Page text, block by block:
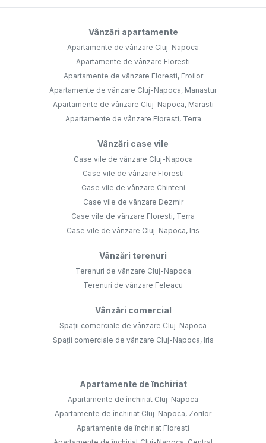
Vânzări apartamente
Apartamente de vânzare Cluj-Napoca
Apartamente de vânzare Floresti
Apartamente de vânzare Floresti, Eroilor
Apartamente de vânzare Cluj-Napoca, Manastur
Apartamente de vânzare Cluj-Napoca, Marasti
Apartamente de vânzare Floresti, Terra
Vânzări case vile
Case vile de vânzare Cluj-Napoca
Case vile de vânzare Floresti
Case vile de vânzare Chinteni
Case vile de vânzare Dezmir
Case vile de vânzare Floresti, Terra
Case vile de vânzare Cluj-Napoca, Iris
Vânzări terenuri
Terenuri de vânzare Cluj-Napoca
Terenuri de vânzare Feleacu
Vânzări comercial
Spații comerciale de vânzare Cluj-Napoca
Spații comerciale de vânzare Cluj-Napoca, Iris
Apartamente de închiriat
Apartamente de închiriat Cluj-Napoca
Apartamente de închiriat Cluj-Napoca, Zorilor
Apartamente de închiriat Floresti